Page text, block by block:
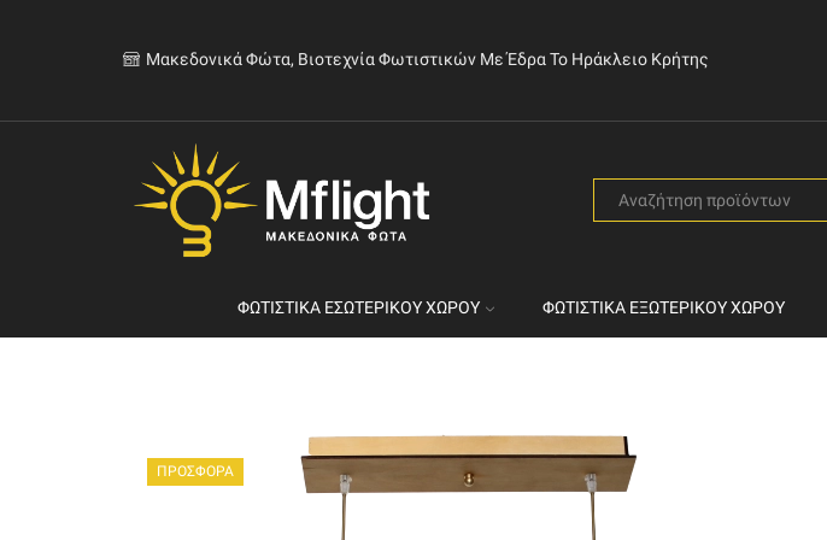
Μακεδονικά Φώτα, Βιοτεχνία Φωτιστικών Με Έδρα Το Ηράκλειο Κρήτης
ΦΩΤΙΣΤΙΚΆ ΕΣΩΤΕΡΙΚΟΎ ΧΏΡΟΥ ΦΩΤΙΣΤΙΚΆ ΕΞΩΤΕΡΙΚΟΎ ΧΏΡΟΥ
ΠΡΟΣΦΟΡΑ